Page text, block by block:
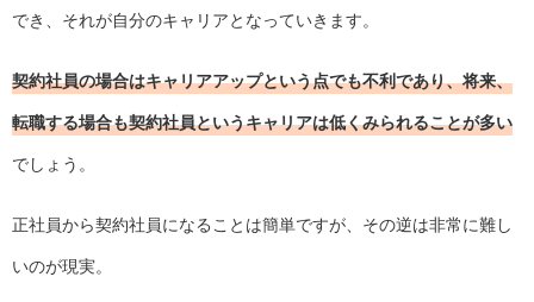
でき、それが自分のキャリアとなっていきます。
契約社員の場合はキャリアアップという点でも不利であり、将来、
転職する場合も契約社員というキャリアは低くみられることが多い
でしょう。
正社員から契約社員になることは簡単ですが、その逆は非常に難し
いのが現実。